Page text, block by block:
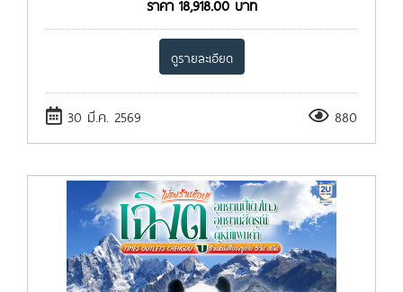
ดูรายละเอียด
30 มี.ค. 2569 880